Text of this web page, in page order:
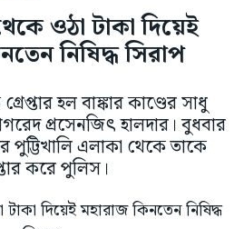
ওঠা টাকা দিয়েই
নিষিদ্ধ সিরাপ
হল বাঙ্কার কাণ্ডের সাধু
প্রসেনজিৎ হালদার। বুধবার
পুট্টিখালি এলাকা থেকে তাকে
করে পুলিস।